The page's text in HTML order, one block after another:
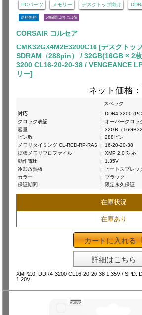
PCパーツ メモリー デスクトップ向け
送料無料 24時間以内に出荷
CORSAIR コルセア
CMK32GX4M2E3200C16 [デスクトッ
SDRAM（288pin） / 32GB(16GB × 2
3200 CL16-20-20-38 / VENGEANCE
リー]
ネット価格：
スペック
対応
:
DDR4-3200
クロック表記
:
オーバークロッ
容量
:
32GB（16GB×2
ピン数
:
288ピン
メモリタイミング CL-RCD-RP-RAS :
16-20-20-38
拡張メモリプロファイル
:
XMP 2.0 対応
動作電圧
:
1.35V
冷却放熱板
:
ヒートスプレッ
カラー
:
ブラック
保証期間
: 限定永久保証
在庫状況
在庫あり
カートに入れる
詳細はこちら
XMP2.0: DDR4-3200 CL16-20-20-38 1.35V / SPD:
1.20V